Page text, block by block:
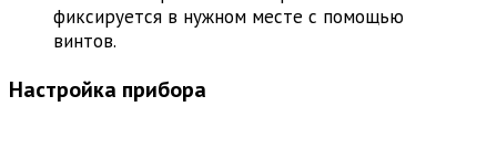
фиксируется в нужном месте с помощью
винтов.
Настройка прибора